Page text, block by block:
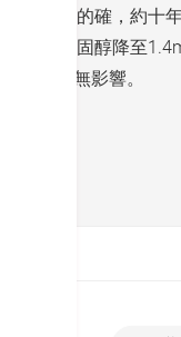
響健康？的確，約
，即使膽固醇降至
健康並無影響。